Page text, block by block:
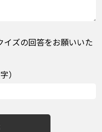
ズの回答をお願いいた
）